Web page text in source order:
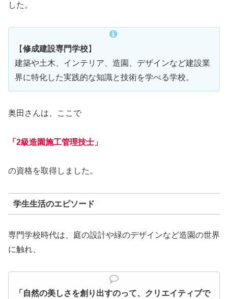
した。
【修成建設専門学校】
建築や土木、インテリア、造園、デザインなど建設業
界に特化した実践的な知識と技術を学べる学校。
奥田さんは、ここで
「2級造園施工管理技士」
の資格を取得しました。
学生生活のエピソード
専門学校時代は、庭の設計や緑のデザインなど造園の世界
に触れ、
「自然の美しさを創り出すのって、クリエイティブで